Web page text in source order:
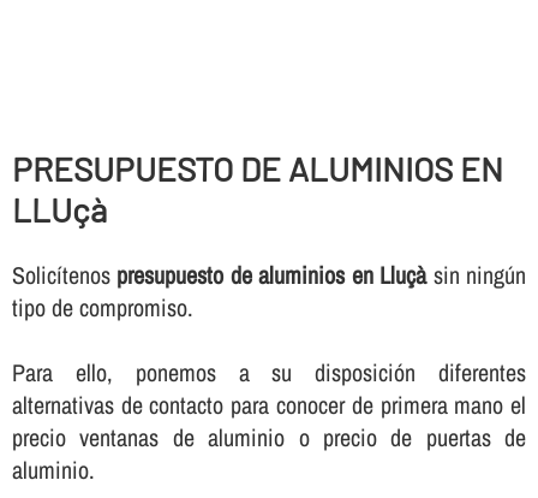
PRESUPUESTO DE ALUMINIOS EN
LLUçà
Solicí­tenos presupuesto de aluminios en Lluçàsin ningún
tipo de compromiso.
Para ello, ponemos a su disposición diferentes
alternativas de contacto para conocer de primera mano el
precio ventanas de aluminio o precio de puertas de
aluminio.